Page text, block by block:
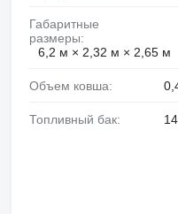
Габаритные
размеры:
6,2 м × 2,32 м × 2,65 м
Объем ковша:
Топливный бак: